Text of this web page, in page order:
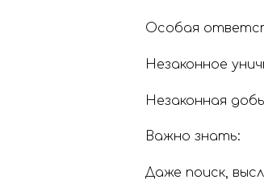
Особая
Незаконное
Незаконная
Важно знать:
Даже поиск,